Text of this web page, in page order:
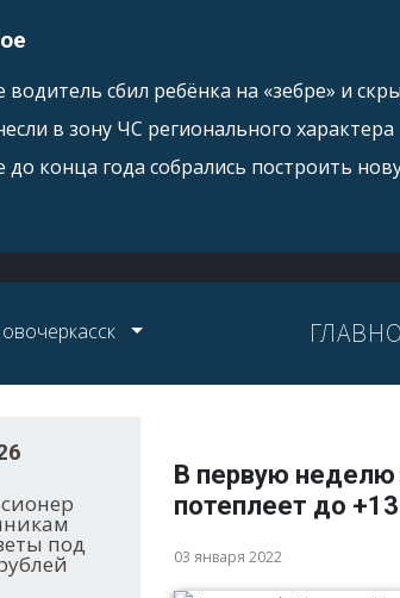
водитель сбил ребёнка на «зебре» и
в зону ЧС регионального характера
до конца года собрались построить
под
В первую неделю
потеплеет до
03 января 2022